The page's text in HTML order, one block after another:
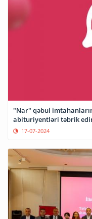
"Nar" qəbul
abituriyentləri təbrik
17-07-2024